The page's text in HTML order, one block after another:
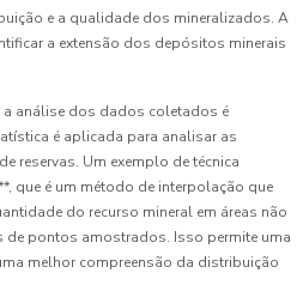
e a qualidade dos mineralizados. A
a extensão dos depósitos minerais
análise dos dados coletados é
é aplicada para analisar as
reservas. Um exemplo de técnica
que é um método de interpolação que
do recurso mineral em áreas não
pontos amostrados. Isso permite uma
melhor compreensão da distribuição